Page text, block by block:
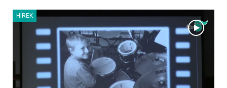
HÍREK